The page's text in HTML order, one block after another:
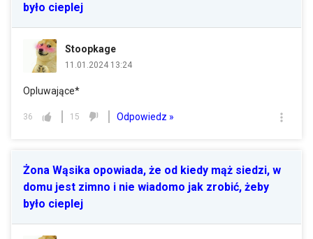
było cieplej
Stoopkage
11.01.2024 13:24
Opluwające*
36 15 Odpowiedz »
Żona Wąsika opowiada, że od kiedy mąż siedzi, w
domu jest zimno i nie wiadomo jak zrobić, żeby
było cieplej